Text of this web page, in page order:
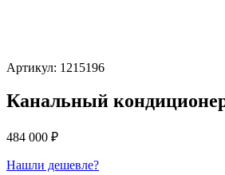
Артикул: 1215196
Канальный
484 000 ₽
Нашли дешевле?